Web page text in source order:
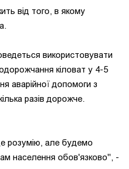
від того, в якому
використовувати
кіловат у 4-5
аварійної допомоги з
разів дорожче.
розумію, але будемо
населення обов'язково", -